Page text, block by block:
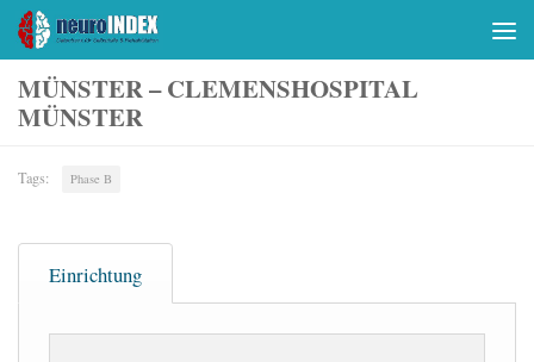
Skip to content
MÜNSTER – CLEMENSHOSPITAL
MÜNSTER
Tags: Phase B
Einrichtung